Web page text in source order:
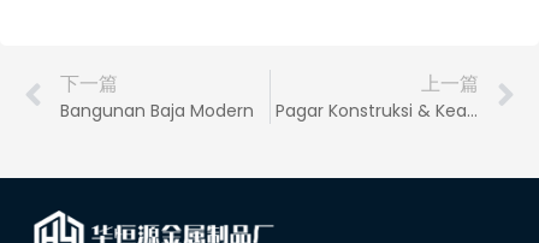
下一篇
Bangunan Baja Modern
上一篇
Pagar Konstruksi & Keamanan Logam